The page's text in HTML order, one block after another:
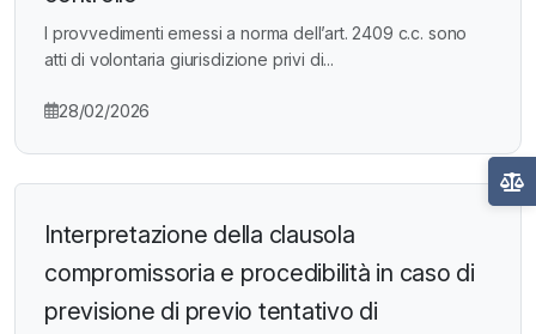
I provvedimenti emessi a norma dell’art. 2409 c.c. sono
atti di volontaria giurisdizione privi di...
28/02/2026
Interpretazione della clausola
compromissoria e procedibilità in caso di
previsione di previo tentativo di